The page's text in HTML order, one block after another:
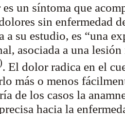
un síntoma que
sin enfermedad
a su estudio, es “una
asociada a una
. El dolor radica en el
más o menos
de los casos la
hacia la